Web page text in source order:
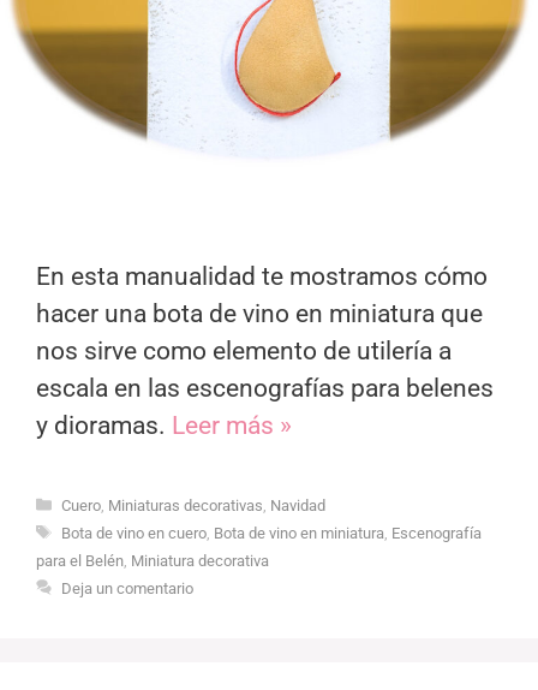
En esta manualidad te mostramos cómo
hacer una bota de vino en miniatura que
nos sirve como elemento de utilería a
escala en las escenografías para belenes
y dioramas. Leer más »
Categorías
Cuero, Miniaturas decorativas Navidad
Etiquetas
Bota de vino en cuero, Bota de vino en miniatura Escenografía
para el Belén Miniatura decorativa
Deja un comentario